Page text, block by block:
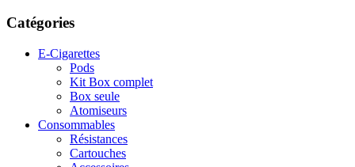
Catégories
E-Cigarettes
Pods
Kit Box complet
Box seule
Atomiseurs
Consommables
Résistances
Cartouches